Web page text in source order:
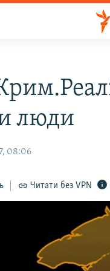
люди
08:06
Читати без VPN